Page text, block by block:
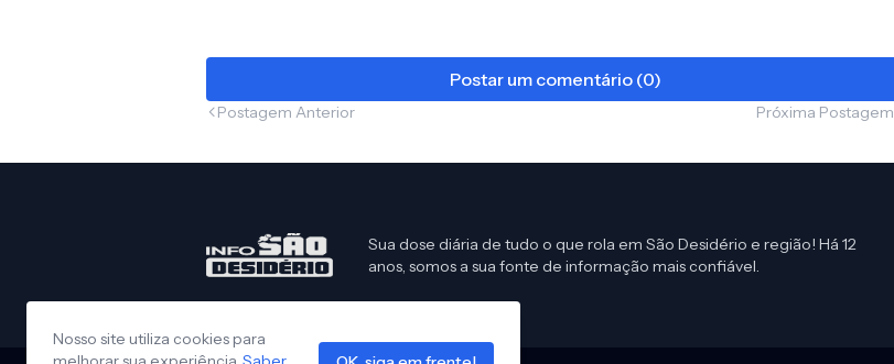
Postar um comentário (0)
Postagem Anterior Próxima Postagem
Sua dose diária de tudo o que rola em São Desidério e região! Há 12
anos, somos a sua fonte de informação mais confiável.
Nosso site utiliza cookies para